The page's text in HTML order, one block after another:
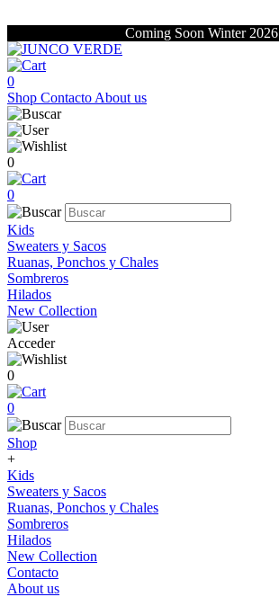
Coming Soon Winter 2026
0
Shop Contacto About us
0
0
Kids
Sweaters y Sacos
Ruanas, Ponchos y Chales
Sombreros
Hilados
New Collection
Acceder
0
0
Shop
+
Kids
Sweaters y Sacos
Ruanas, Ponchos y Chales
Sombreros
Hilados
New Collection
Contacto
About us